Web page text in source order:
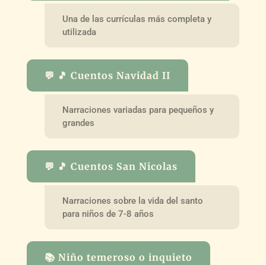
Una de las currículas más completa y
utilizada
💬 🎵 Cuentos Navidad II
Narraciones variadas para pequeños y
grandes
💬 🎵 Cuentos San Nicolas
Narraciones sobre la vida del santo
para niños de 7-8 años
📚 Niño temeroso o inquieto